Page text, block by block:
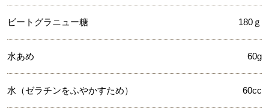
ビートグラニュー糖 180ｇ
水あめ 60g
水（ゼラチンをふやかすため） 60cc